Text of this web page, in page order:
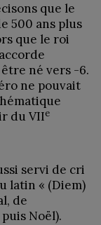
que le
500 ans plus
que le roi
né vers -6.
ne pouvait
du VIIe
servi de cri
latin « (Diem)
de
Noël).